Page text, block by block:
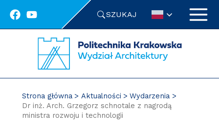
SZUKAJ
Strona główna Aktualności
Wydarzenia
Dr inż. Arch. Grzegorz schnotale z nagrodą
ministra rozwoju i technologii